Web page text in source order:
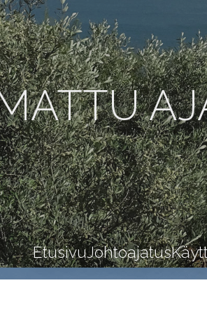
EtusivuJohtoajatus